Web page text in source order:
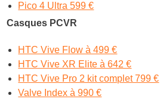
Pico 4 Ultra 599 €
Casques PCVR
HTC Vive Flow à 499 €
HTC Vive XR Elite à 642 €
HTC Vive Pro 2 kit complet 799 €
Valve Index à 990 €